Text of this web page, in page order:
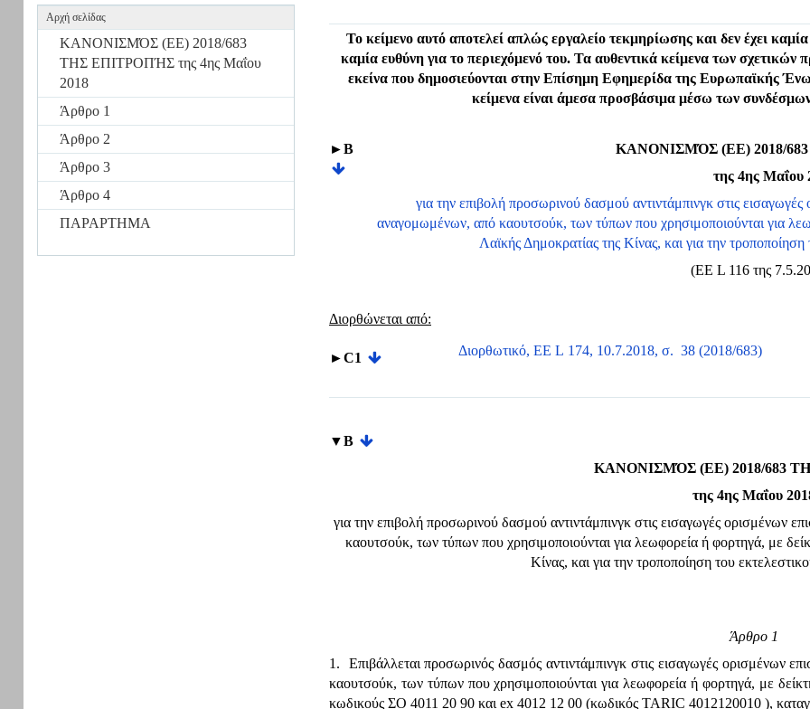
Αρχή σελίδας
ΚΑΝΟΝΙΣΜΌΣ (ΕΕ) 2018/683
ΤΗΣ ΕΠΙΤΡΟΠΉΣ της 4ης Μαΐου
2018
Άρθρο 1
Άρθρο 2
Άρθρο 3
Άρθρο 4
ΠΑΡΑΡΤΗΜΑ
Το κείμενο αυτό αποτελεί απλώς εργαλείο τεκμηρίωσης και δεν έχει
καμία ευθύνη για το περιεχόμενό του. Τα αυθεντικά κείμενα των
εκείνα που δημοσιεύονται στην Επίσημη Εφημερίδα της Ευρωπαϊκής
κείμενα είναι άμεσα προσβάσιμα μέσω των
►B
ΚΑΝΟΝΙΣΜΌΣ (ΕΕ) 2018/
της 4ης Μαΐου
για την επιβολή προσωρινού δασμού αντιντάμπινγκ στις
αναγομωμένων, από καουτσούκ, των τύπων που χρησιμοποιούνται για
Λαϊκής Δημοκρατίας της Κίνας, και για την
(ΕΕ L 116 της
Διορθώνεται από:
►C1 Διορθωτικό, ΕΕ L 174, 10.7.2018, σ. 38 (2018/683)
▼B
ΚΑΝΟΝΙΣΜΌΣ (ΕΕ) 2018/683
της 4ης Μαΐου
για την επιβολή προσωρινού δασμού αντιντάμπινγκ στις εισαγωγές ορισμένων
καουτσούκ, των τύπων που χρησιμοποιούνται για λεωφορεία ή φορτηγά, με
Κίνας, και για την τροποποίηση του
Άρθρο 1
1. Επιβάλλεται προσωρινός δασμός αντιντάμπινγκ στις εισαγωγές ορισμένων
καουτσούκ, των τύπων που χρησιμοποιούνται για λεωφορεία ή φορτηγά, με
κωδικούς ΣΟ 4011 20 90 και ex 4012 12 00 (κωδικός TARIC 4012120010 ),